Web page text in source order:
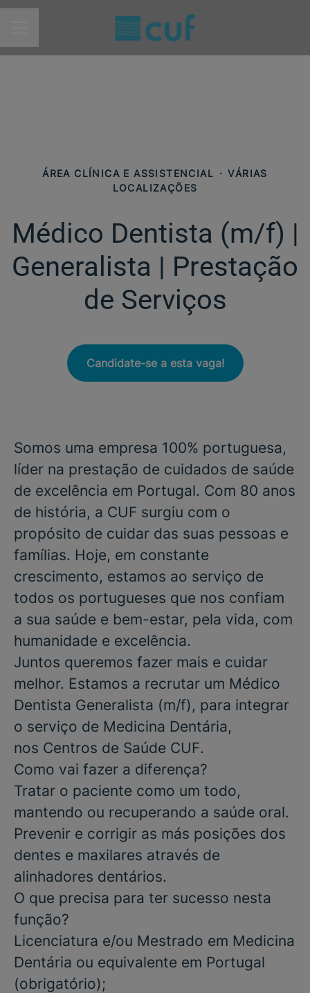
MENU DE CARREIRAS
ÁREA CLÍNICA E ASSISTENCIAL · VÁRIAS
LOCALIZAÇÕES
Médico Dentista (m/f) |
Generalista | Prestação
de Serviços
Candidate-se a esta vaga!
Somos uma empresa 100% portuguesa,
líder na prestação de cuidados de saúde
de excelência em Portugal. Com 80 anos
de história, a CUF surgiu com o
propósito de cuidar das suas pessoas e
famílias. Hoje, em constante
crescimento, estamos ao serviço de
todos os portugueses que nos confiam
a sua saúde e bem-estar, pela vida, com
humanidade e excelência.
Juntos queremos fazer mais e cuidar
melhor. Estamos a recrutar um Médico
Dentista Generalista (m/f), para integrar
o serviço de Medicina Dentária,
nos Centros de Saúde CUF.
Como vai fazer a diferença?
Tratar o paciente como um todo,
mantendo ou recuperando a saúde oral.
Prevenir e corrigir as más posições dos
dentes e maxilares através de
alinhadores dentários.
O que precisa para ter sucesso nesta
função?
Licenciatura e/ou Mestrado em Medicina
Dentária ou equivalente em Portugal
(obrigatório);